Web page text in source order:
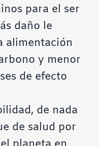
para el ser
daño le
alimentación
y menor
de efecto
de nada
de salud por